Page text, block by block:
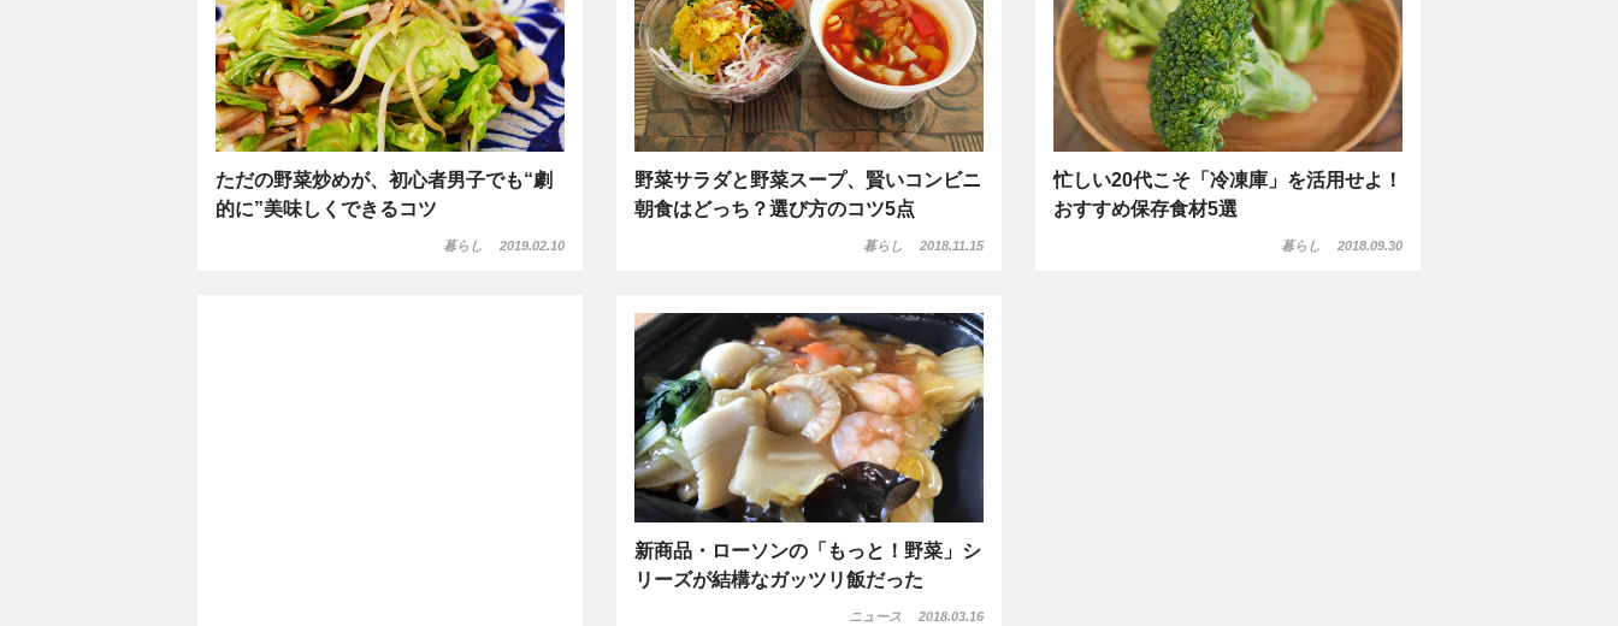
ただの野菜炒めが、初心者男子でも“劇
的に”美味しくできるコツ
暮らし 2019.02.10
野菜サラダと野菜スープ、賢いコンビニ
朝食はどっち？選び方のコツ5点
暮らし 2018.11.15
忙しい20代こそ「冷凍庫」を活用せよ！
おすすめ保存食材5選
暮らし 2018.09.30
新商品・ローソンの「もっと！野菜」シ
リーズが結構なガッツリ飯だった
ニュース 2018.03.16